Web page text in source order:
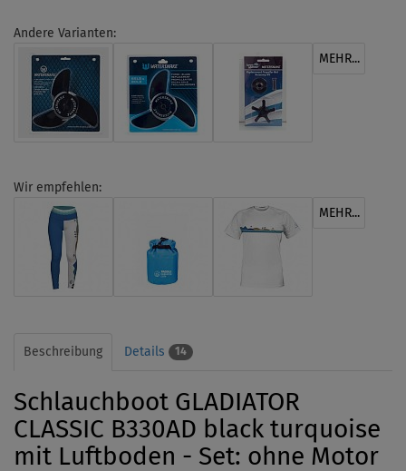
Andere Varianten:
MEHR...
Wir empfehlen:
MEHR...
Beschreibung Details 14
Schlauchboot GLADIATOR
CLASSIC B330AD black turquoise
mit Luftboden - Set: ohne Motor